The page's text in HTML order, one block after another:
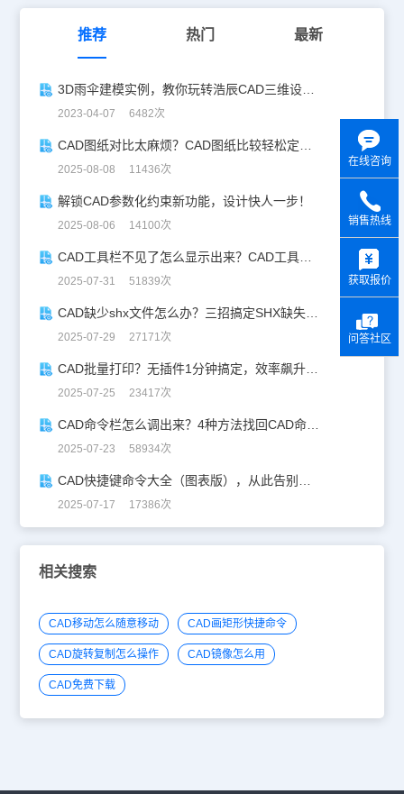
推荐 热门 最新
3D雨伞建模实例，教你玩转浩辰CAD三维设计模块！
2023-04-07 6482次
2025-08-08 11436次
解锁CAD参数化约束新功能，设计快人一步！
2025-08-06 14100次
CAD工具栏不见了怎么显示出来？CAD工具栏恢复指南
2025-07-31 51839次
CAD缺少shx文件怎么办？三招搞定SHX缺失难题
2025-07-29 27171次
CAD批量打印？无插件1分钟搞定，效率飙升90%！
2025-07-25 23417次
CAD命令栏怎么调出来？4种方法找回CAD命令栏
2025-07-23 58934次
2025-07-17 17386次
相关搜索
CAD移动怎么随意移动 CAD画矩形快捷命令
CAD旋转复制怎么操作 CAD镜像怎么用
CAD免费下载
在线咨询
销售热线
获取报价
问答社区